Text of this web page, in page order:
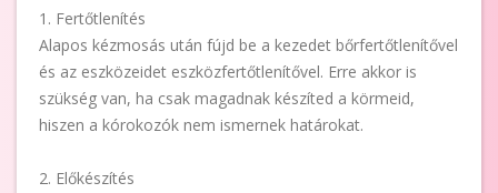
1. Fertőtlenítés
Alapos kézmosás után fújd be a kezedet bőrfertőtlenítővel
és az eszközeidet eszközfertőtlenítővel. Erre akkor is
szükség van, ha csak magadnak készíted a körmeid,
hiszen a kórokozók nem ismernek határokat.
2. Előkészítés